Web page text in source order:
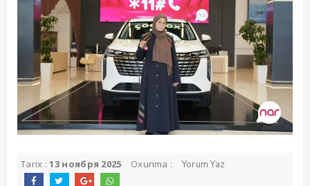
Tarix :13 ноября 2025 Oxunma : Yorum Yaz